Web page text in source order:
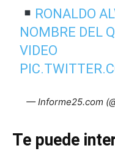
RONALDO
NOMBRE DEL
VIDEO
— Informe25.com
Te puede